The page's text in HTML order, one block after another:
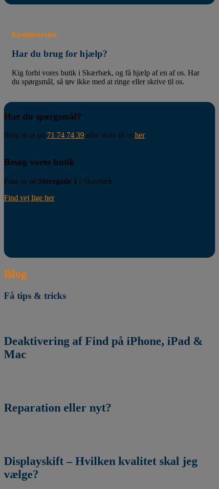
Kundeservice
Har du brug for hjælp?
Kig forbi vores butik i Skærbæk, og få hjælp af en af os. Har
du spørgsmål, så tøv ikke med at ringe eller skrive til os.
Har du spørgsmål?
Ring til os på 71 74 74 39 eller skriv til os her
Besøg vores butik
Find os på Storegade 1 i Skærbæk
Find vej lige her
Blog
Få tips & tricks
Deaktivering af Find på iPhone, iPad &
Mac
Reparation eller nyt?
Displayskift – Hvilken kvalitet skal jeg
vælge?